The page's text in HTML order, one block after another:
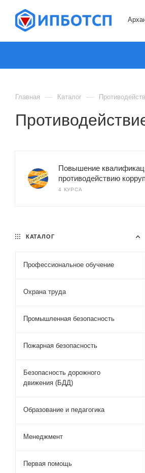
Главная — Каталог —
Повышение
противодействию
4 КУРСА
КАТАЛОГ
Профессиональное обучение
Охрана труда
Промышленная безопасность
Пожарная безопасность
Безопасность дорожного
движения (БДД)
Образование и педагогика
Менеджмент
Первая помощь